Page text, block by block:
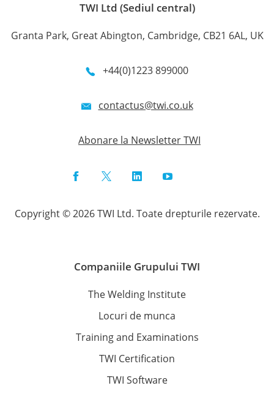
TWI Ltd (Sediul central)
Granta Park, Great Abington, Cambridge, CB21 6AL, UK
+44(0)1223 899000
contactus@twi.co.uk
Abonare la Newsletter TWI
FacebookTwitterLinkedInYouTube
Copyright © 2026 TWI Ltd. Toate drepturile rezervate.
Companiile Grupului TWI
The Welding Institute
Locuri de munca
Training and Examinations
TWI Certification
TWI Software